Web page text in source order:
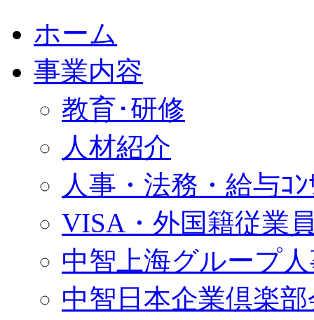
ホーム
事業内容
教育･研修
人材紹介
人事・法務・給与ｺﾝ
VISA・外国籍従業
中智上海グループ
中智日本企業倶楽